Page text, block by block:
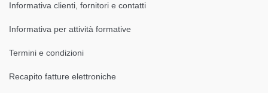
Informativa clienti, fornitori e contatti
Informativa per attività formative
Termini e condizioni
Recapito fatture elettroniche